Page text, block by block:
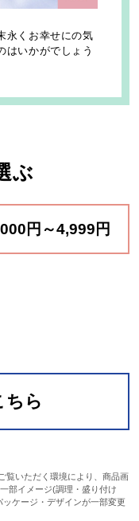
永くお幸せにの気
はいかがでしょう
ぶ
円～4,999円
ちら
覧いただく環境により、商品画
部イメージ(調理・盛り付け
ケージ・デザインが一部変更